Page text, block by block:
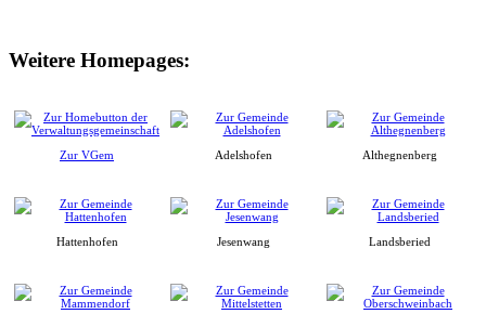
Weitere Homepages:
Zur VGem Adelshofen Althegnenberg
Hattenhofen Jesenwang Landsberied